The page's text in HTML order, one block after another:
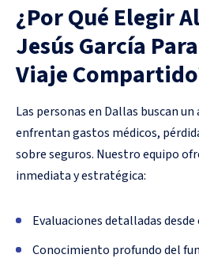
¿Por Qué Elegir
Jesús García
Viaje
Las personas en Dallas buscan
enfrentan gastos médicos,
sobre seguros. Nuestro equipo
inmediata y estratégica:
Evaluaciones detalladas
Conocimiento profundo del